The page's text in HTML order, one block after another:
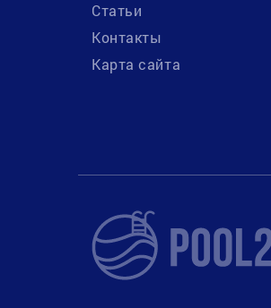
Статьи
Контакты
Карта сайта